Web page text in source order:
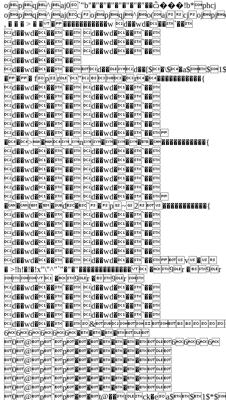
ojpjqj^jaj0`"b"�"�"�"�"�"�"�"��ѽ���!b*phcj
ojpjqj^jaj(cjojpjqj^jo(ajcj
, � � � > � � � �����������w d��wd���`��
d��wd���`�� d��wd���`��
d��wd���`�� d��wd���`��
d��wd���`�� d��wd���`��
d��wd���`��
� � � fpr`"�r������������{
d��wd���`�� d��wd���`��
d��wd���`�� d��wd���`��
d��wd���`�� d��wd���`��
d��wd���`�� d��wd���`��
d��wd���`�� d��wd���`��
d��wd���`�� d��wd���`��
��>�,n|����������������{
d��wd���`�� d��wd���`��
d��wd���`�� d��wd���`��
d��wd���`�� d��wd���`��
d��wd���`�� d��wd���`��
d��wd���`�� d��wd���`��
d��wd���`�� d��wd���`��
��t��d�`�p~2�����������{
d��wd���`�� d��wd���`��
d��wd���`�� d��wd���`��
d��wd���`�� d��wd���`��
d��wd���`�� d��wd���`��
d��wd���`�� d��wd���`��
d��wd���`�� d��wd���`�� v�
� >!h!�!�!x"\"^"`"�"�"�������������  �9r �9r
  �9r �9r 
d��wd���`�� d��wd���`��
d��wd���`�� d��wd���`��
d��wd���`�� d��wd���`��
d��wd���`�� d��wd���`��
666666����
0@p`p������6666
0@p`p������
0@p`p������
0@p`p������
0@p`p������
0@p`p������